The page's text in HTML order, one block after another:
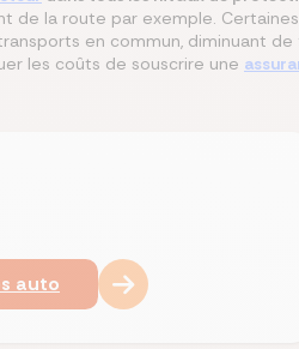
la route par exemple. Certaines
en commun, diminuant
les coûts de souscrire une
auto